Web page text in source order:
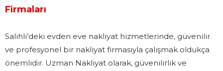
Firmaları
Salihli’deki evden eve nakliyat hizmetlerinde, güvenilir
ve profesyonel bir nakliyat firmasıyla çalışmak oldukça
önemlidir. Uzman Nakliyat olarak, güvenilirlik ve